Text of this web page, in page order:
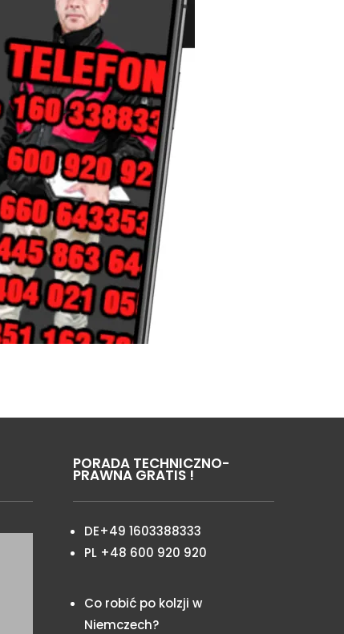
PORADA TECHNICZNO-
PRAWNA GRATIS !
DE+49 1603388333
PL +48 600 920 920
Co robić po kolzji w
Niemczech?